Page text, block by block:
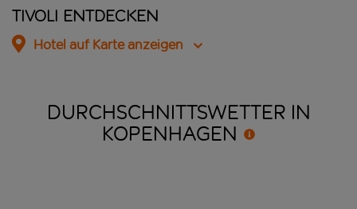
Tivoli entdecken
Hotel auf Karte anzeigen
DURCHSCHNITTSWETTER IN
KOPENHAGEN